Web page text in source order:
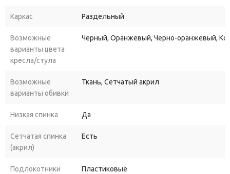
Каркас Раздельный
Возможные
варианты цвета
кресла/стула
Черный, Оранжевый, Черно-оранжевый,
Возможные
варианты обивки
Ткань, Сетчатый акрил
Низкая спинка Да
Сетчатая спинка
(акрил)
Есть
Подлокотники Пластиковые